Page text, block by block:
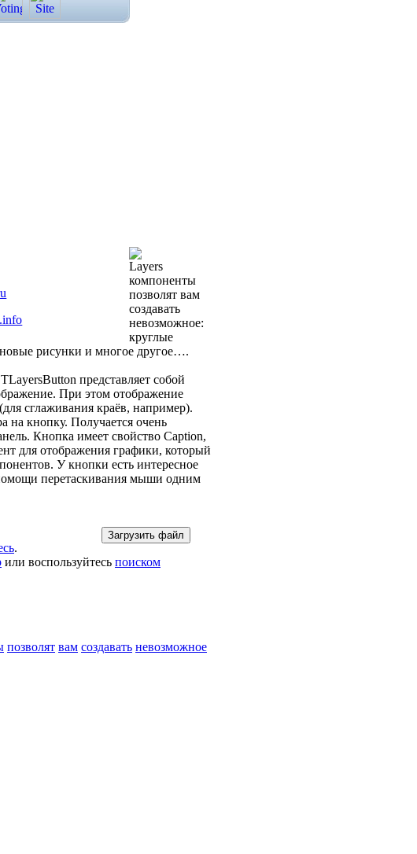
Layers
компоненты
позволят вам
создавать
невозможное:
круглые
рисунки и многое другое….
представляет собой
При этом отображение
сглаживания краёв, например).
на кнопку. Получается очень
Кнопка имеет свойство Caption,
для отображения графики, который
У кнопки есть интересное
перетаскивания мыши одним
.
или воспользуйтесь поиском
позволят вам создавать невозможное